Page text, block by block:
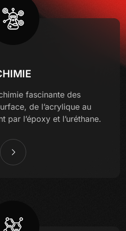
fascinante des
de l’acrylique au
par l’époxy et l’uréthane.